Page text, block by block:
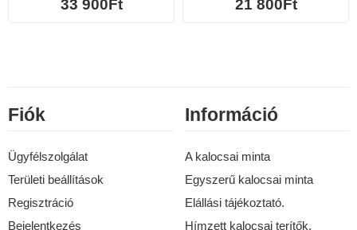
33 900Ft 21 800Ft
Fiók
Ügyfélszolgálat
Területi beállítások
Regisztráció
Bejelentkezés
Információ
A kalocsai minta
Egyszerű kalocsai minta
Elállási tájékoztató.
Hímzett kalocsai terítők.